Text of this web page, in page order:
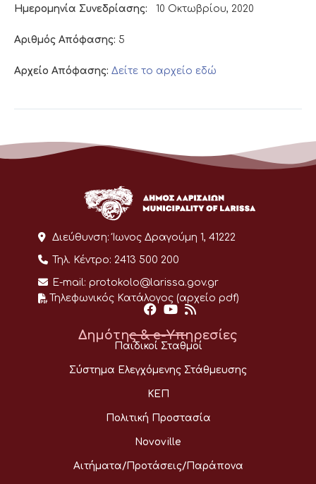
Ημερομηνία Συνεδρίασης: 10 Οκτωβρίου, 2020
Αριθμός Απόφασης: 5
Αρχείο Απόφασης: Δείτε το αρχείο εδώ
Διεύθυνση: Ίωνος Δραγούμη 1, 41222
Τηλ. Κέντρο: 2413 500 200
E-mail: protokolo@larissa.gov.gr
Τηλεφωνικός Κατάλογος (αρχείο pdf)
Δημότης & e-Υπηρεσίες
Παιδικοί Σταθμοί
Σύστημα Ελεγχόμενης Στάθμευσης
ΚΕΠ
Πολιτική Προστασία
Novoville
Αιτήματα/Προτάσεις/Παράπονα